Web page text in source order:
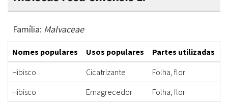
Família: Malvaceae
Nomes populares Usos populares Partes utilizadas
Hibisco
Cicatrizante Folha, flor
Hibisco
Emagrecedor Folha, flor